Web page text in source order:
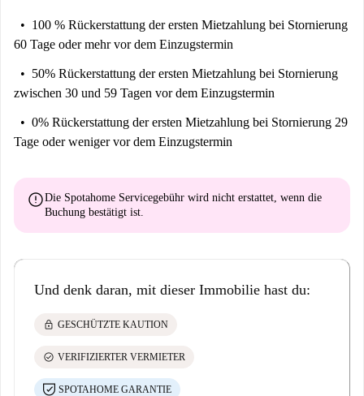
100 % Rückerstattung der ersten Mietzahlung bei Stornierung
60 Tage oder mehr vor dem Einzugstermin
50% Rückerstattung der ersten Mietzahlung bei Stornierung
zwischen 30 und 59 Tagen vor dem Einzugstermin
0% Rückerstattung der ersten Mietzahlung bei Stornierung 29
Tage oder weniger vor dem Einzugstermin
errorDie Spotahome Servicegebühr wird nicht erstattet , wenn die
Buchung bestätigt ist.
Und denk daran, mit dieser Immobilie hast du:
lock GESCHÜTZTE KAUTION
check_circle VERIFIZIERTER VERMIETER
SPOTAHOME GARANTIE